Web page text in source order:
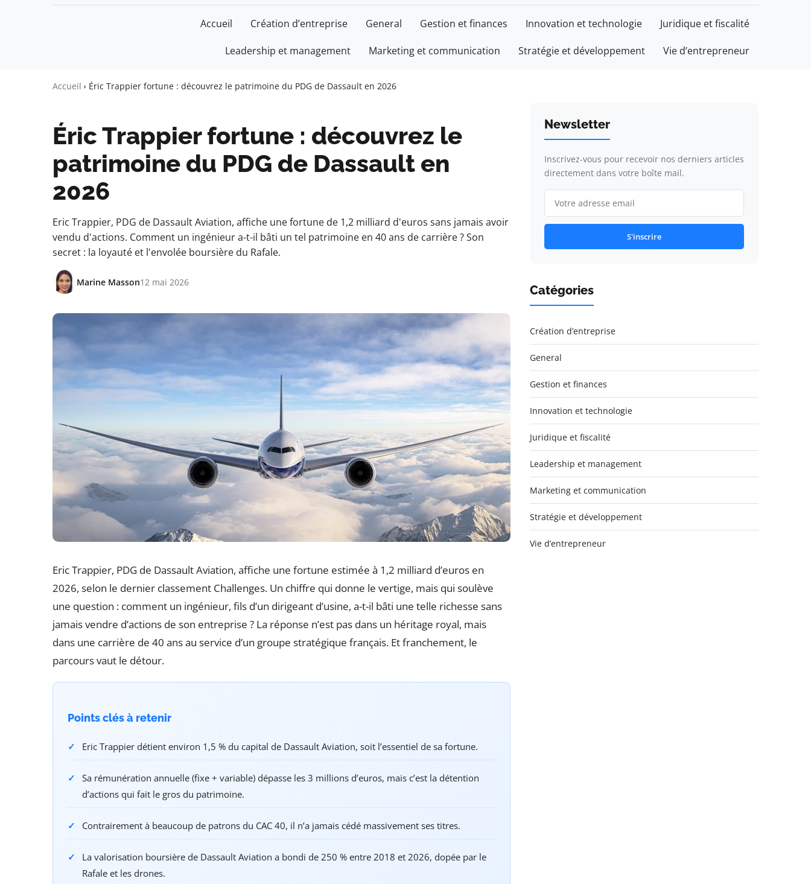
Un Monde Libre
Liberté • Connaissance • Engagement
Accueil Création d’entreprise General Gestion et finances Innovation et technologie Juridique et fiscalité
Leadership et management Marketing et communication Stratégie et développement Vie d’entrepreneur
Accueil Éric Trappier fortune : découvrez le patrimoine du PDG de Dassault en 2026
Éric Trappier fortune : découvrez le
patrimoine du PDG de Dassault en
2026
Eric Trappier, PDG de Dassault Aviation, affiche une fortune de 1,2 milliard d'euros sans jamais avoir
vendu d'actions. Comment un ingénieur a-t-il bâti un tel patrimoine en 40 ans de carrière ? Son
secret : la loyauté et l'envolée boursière du Rafale.
Marine Masson12 mai 2026
Eric Trappier, PDG de Dassault Aviation, affiche une fortune estimée à 1,2 milliard d’euros en
2026, selon le dernier classement Challenges. Un chiffre qui donne le vertige, mais qui soulève
une question : comment un ingénieur, fils d’un dirigeant d’usine, a-t-il bâti une telle richesse sans
jamais vendre d’actions de son entreprise ? La réponse n’est pas dans un héritage royal, mais
dans une carrière de 40 ans au service d’un groupe stratégique français. Et franchement, le
parcours vaut le détour.
Points clés à retenir
Eric Trappier détient environ 1,5 % du capital de Dassault Aviation, soit l’essentiel de sa fortune.
Sa rémunération annuelle (fixe + variable) dépasse les 3 millions d’euros, mais c’est la détention
d’actions qui fait le gros du patrimoine.
Contrairement à beaucoup de patrons du CAC 40, il n’a jamais cédé massivement ses titres.
La valorisation boursière de Dassault Aviation a bondi de 250 % entre 2018 et 2026, dopée par le
Rafale et les drones.
Newsletter
Inscrivez-vous pour recevoir nos derniers articles
directement dans votre boîte mail.
S'inscrire
Catégories
Création d’entreprise
General
Gestion et finances
Innovation et technologie
Juridique et fiscalité
Leadership et management
Marketing et communication
Stratégie et développement
Vie d’entrepreneur